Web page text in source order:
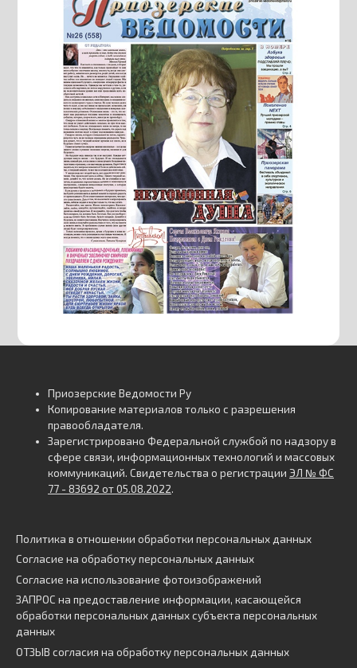
Приозерские Ведомости Ру
Копирование материалов только с разрешения
правообладателя.
Зарегистрировано Федеральной службой по надзору в
сфере связи, информационных технологий и массовых
коммуникаций. Свидетельства о регистрации ЭЛ № ФС
77 - 83692 от 05.08.2022.
Политика в отношении обработки персональных данных
Согласие на обработку персональных данных
Согласие на использование фотоизображений
ЗАПРОС на предоставление информации, касающейся
обработки персональных данных субъекта персональных
данных
ОТЗЫВ согласия на обработку персональных данных